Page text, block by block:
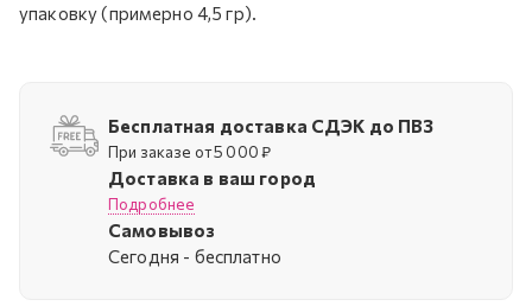
упаковку (примерно 4,5 гр).
Бесплатная доставка СДЭК до ПВЗ
При заказе от 5 000 ₽
Доставка в ваш город
Подробнее
Самовывоз
Cегодня - бесплатно